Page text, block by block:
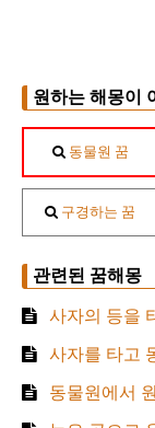
원하는 해몽이
동물원 꿈
구경하는 꿈
관련된 꿈해몽
사자의 등을
사자를 타고
동물원에서